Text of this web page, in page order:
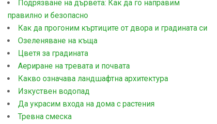
Подрязване на дървета: Как да го направим
правилно и безопасно
Как да прогоним къртиците от двора и градината си
Озеленяване на къща
Цветя за градината
Аериране на тревата и почвата
Какво означава ландшафтна архитектура
Изкуствен водопад
Да украсим входа на дома с растения
Тревна смеска